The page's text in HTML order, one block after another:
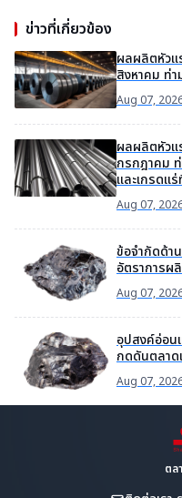
ข่าวที่เกี่ยวข้อง
ผลผลิตหัวแ
สิงหาคม ท่า
Aug 07,
ผลผลิตหัวแ
กรกฎาคม
และเกรดแ
Aug 07,
ข้อจำกัดด้า
อัตราการผ
Aug 07,
อุปสงค์อ่อน
กดดันตลาด
Aug 07,
ตล